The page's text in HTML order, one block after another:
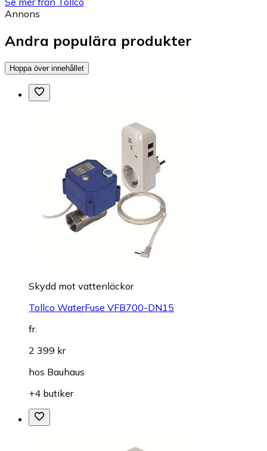
Annons
Andra populära produkter
Hoppa över innehållet
Skydd mot vattenläckor
Tollco WaterFuse VFB700-DN15
fr.
2 399 kr
hos Bauhaus
+4 butiker